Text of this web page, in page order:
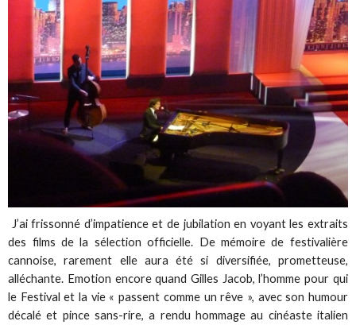
J’ai frissonné d’impatience et de jubilation en voyant les extraits
des films de la sélection officielle. De mémoire de festivalière
cannoise, rarement elle aura été si diversifiée, prometteuse,
alléchante. Emotion encore quand Gilles Jacob, l’homme pour qui
le Festival et la vie « passent comme un rêve », avec son humour
décalé et pince sans-rire, a rendu hommage au cinéaste italien